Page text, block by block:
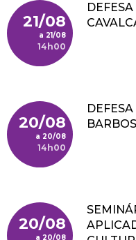
21/08
21/08
14h00
20/08
20/08
14h00
20/08
20/08